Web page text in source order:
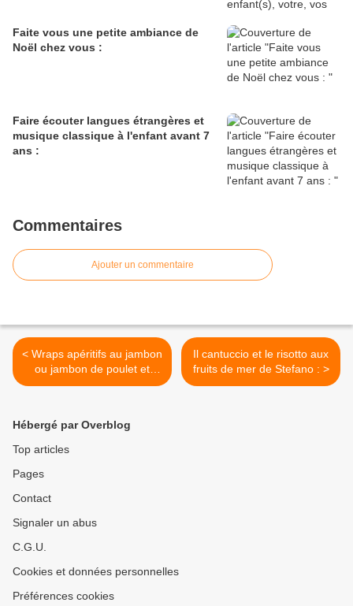
Faite vous une petite ambiance de
Noël chez vous :
Faire écouter langues étrangères et
musique classique à l'enfant avant 7
ans :
Commentaires
Ajouter un commentaire
< Wraps apéritifs au jambon
ou jambon de poulet et
cheddar :
Il cantuccio et le risotto aux
fruits de mer de Stefano : >
Hébergé par Overblog
Top articles
Pages
Contact
Signaler un abus
C.G.U.
Cookies et données personnelles
Préférences cookies